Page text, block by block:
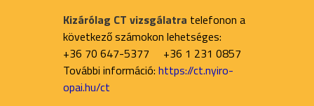
Kizárólag CT vizsgálatra telefonon a
következő számokon lehetséges:
+36 70 647-5377 +36 1 231 0857
További információ: https://ct.nyiro-
opai.hu/ct